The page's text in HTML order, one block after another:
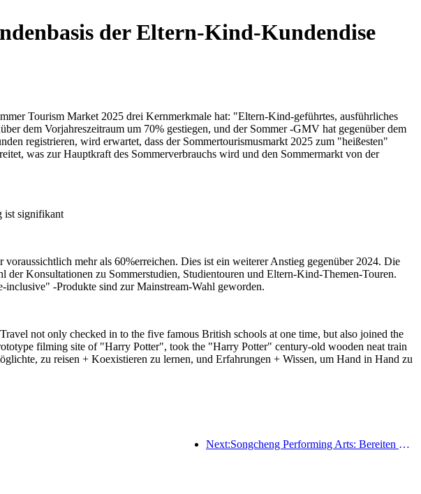
der Eltern-Kind-Kundendise
Tourism Market 2025 drei Kernmerkmale hat: "Eltern-Kind-geführtes, ausführliches
dem Vorjahreszeitraum um 70% gestiegen, und der Sommer -GMV hat gegenüber dem
registrieren, wird erwartet, dass der Sommertourismusmarkt 2025 zum "heißesten"
was zur Hauptkraft des Sommerverbrauchs wird und den Sommermarkt von der
ist signifikant
mehr als 60%erreichen. Dies ist ein weiterer Anstieg gegenüber 2024. Die
Konsultationen zu Sommerstudien, Studientouren und Eltern-Kind-Themen-Touren.
-Produkte sind zur Mainstream-Wahl geworden.
not only checked in to the five famous British schools at one time, but also joined the
filming site of "Harry Potter", took the "Harry Potter" century-old wooden neat train
zu reisen + Koexistieren zu lernen, und Erfahrungen + Wissen, um Hand in Hand zu
Next:Songcheng Performing Arts: Bereiten Sie sich auf Markt- und Veranstaltungsinhalte während der touristischen Hochsaison im Sommer vor